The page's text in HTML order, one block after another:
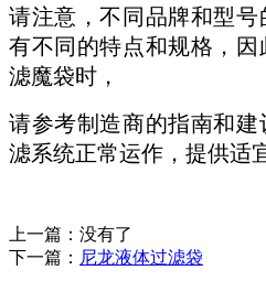
请注意，不同品牌和型
有不同的特点和规格，
滤魔袋时，
请参考制造商的指南和
滤系统正常运作，提供适
上一篇：没有了
下一篇： 尼龙液体过滤袋